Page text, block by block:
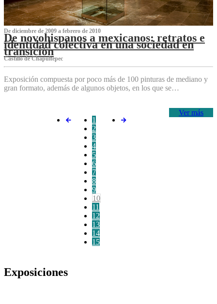
De diciembre de 2009 a febrero de 2010
De novohispanos a mexicanos: retratos e
identidad colectiva en una sociedad en
transición
Castillo de Chapultepec
Exposición compuesta por poco más de 100 pinturas de mediano y
gran formato, además de algunos objetos, en los que se…
Ver más
1
2
3
4
5
6
7
8
9
10
11
12
13
14
15
Exposiciones